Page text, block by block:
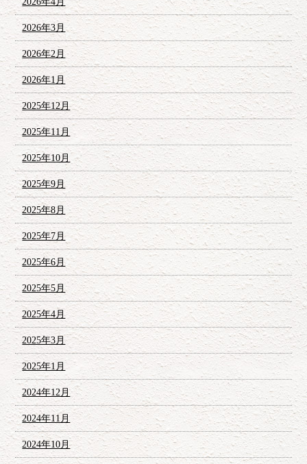
2026年3月
2026年2月
2026年1月
2025年12月
2025年11月
2025年10月
2025年9月
2025年8月
2025年7月
2025年6月
2025年5月
2025年4月
2025年3月
2025年1月
2024年12月
2024年11月
2024年10月